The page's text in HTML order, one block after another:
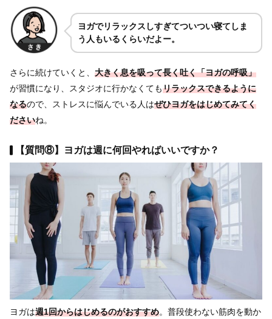
ヨガでリラックスしすぎてついつい寝てしま
う人もいるくらいだよー。
さらに続けていくと、 大きく息を吸って長く吐く「ヨガの呼吸」
が習慣になり、スタジオに行かなくてもリラックスできるように
なるので、ストレスに悩んでいる人はぜひヨガをはじめてみてく
ださいね。
【質問⑧】ヨガは週に何回やればいいですか？
ヨガは週1回からはじめるのがおすすめ。普段使わない筋肉を動か